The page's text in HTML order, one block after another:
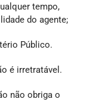
tempo,
do agente;
Público.
é irretratável.
não obriga o